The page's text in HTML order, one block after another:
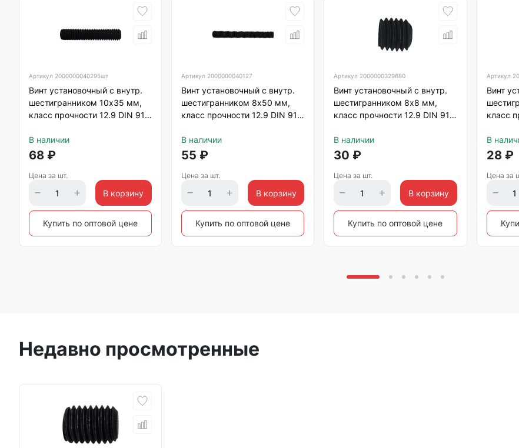
Артикул 2000000040295шт
Винт установочный с внутр.
шестигранником 10х35 мм,
класс прочности 12.9 DIN 913
В наличии
68 ₽
Цена за шт.
В корзину
Купить по оптовой цене
Артикул 2000000040127
Винт установочный с внутр.
шестигранником 8х50 мм,
класс прочности 12.9 DIN 913
В наличии
55 ₽
Цена за шт.
В корзину
Купить по оптовой цене
Артикул 2000000329680
Винт установочный с внутр.
шестигранником 8х8 мм,
класс прочности 12.9 DIN 913
В наличии
30 ₽
Цена за шт.
В корзину
Купить по оптовой цене
Артикул
Винт
класс
В
28₽
Цена за
Недавно просмотренные